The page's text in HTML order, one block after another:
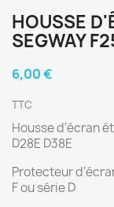
HOUSSE
SEGWAY
6,00 €
TTC
Housse d'écran
D28E D38E
Protecteur
F ou série D